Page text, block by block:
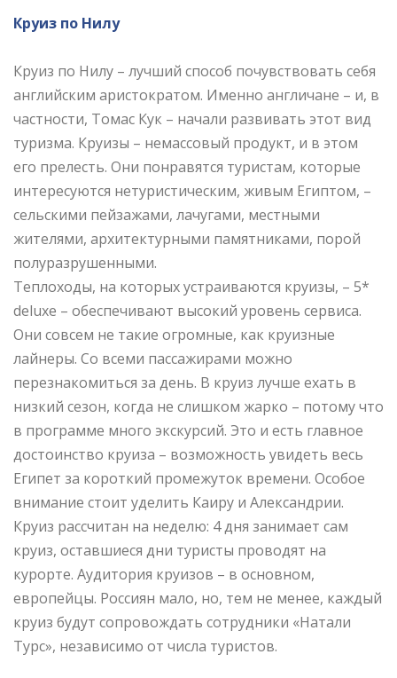
Круиз по Нилу
Круиз по Нилу – лучший способ почувствовать себя
английским аристократом. Именно англичане – и, в
частности, Томас Кук – начали развивать этот вид
туризма. Круизы – немассовый продукт, и в этом
его прелесть. Они понравятся туристам, которые
интересуются нетуристическим, живым Египтом, –
сельскими пейзажами, лачугами, местными
жителями, архитектурными памятниками, порой
полуразрушенными.
Теплоходы, на которых устраиваются круизы, – 5*
deluxe – обеспечивают высокий уровень сервиса.
Они совсем не такие огромные, как круизные
лайнеры. Со всеми пассажирами можно
перезнакомиться за день. В круиз лучше ехать в
низкий сезон, когда не слишком жарко – потому что
в программе много экскурсий. Это и есть главное
достоинство круиза – возможность увидеть весь
Египет за короткий промежуток времени. Особое
внимание стоит уделить Каиру и Александрии.
Круиз рассчитан на неделю: 4 дня занимает сам
круиз, оставшиеся дни туристы проводят на
курорте. Аудитория круизов – в основном,
европейцы. Россиян мало, но, тем не менее, каждый
круиз будут сопровождать сотрудники «Натали
Турс», независимо от числа туристов.